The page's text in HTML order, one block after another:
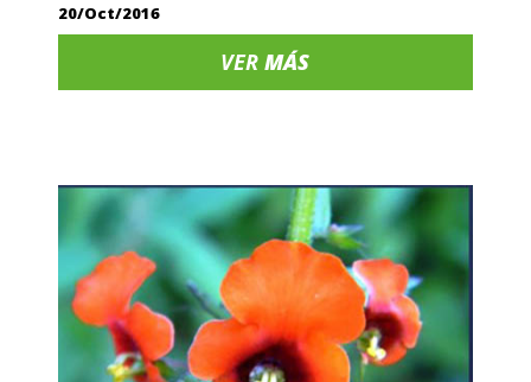
20/Oct/2016
VERMÁS